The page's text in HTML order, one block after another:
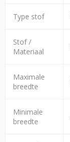
Type stof
Stof /
Materiaal
Maximale
breedte
Minimale
breedte